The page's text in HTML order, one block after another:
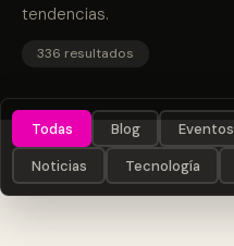
tendencias.
336 resultados
Todas Blog Eventos
Noticias
Tecnología